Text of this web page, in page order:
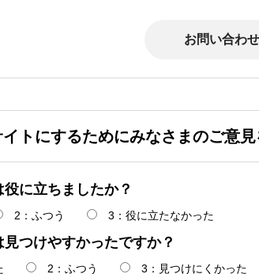
トにするためにみなさまのご意
に立ちましたか？
2：ふつう 3：役に立たなかった
つけやすかったですか？
2：ふつう 3：見つけにくかった